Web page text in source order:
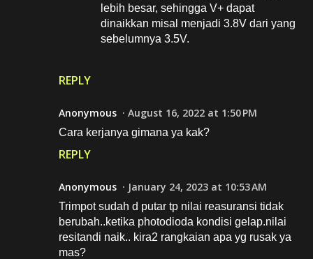
REPLY
lebih besar, sehingga V+ dapat
dinaikkan misal menjadi 3.8V dari yang
sebelumnya 3.5V.
Anonymous August 16, 2022 at 1:50 PM
Cara kerjanya gimana ya kak?
REPLY
Anonymous January 24, 2023 at 10:53 AM
Trimpot sudah d putar tp nilai reasuransi tidak
berubah..ketika photodioda kondisi gelap.nilai
resitandi naik.. kira2 rangkaian apa yg rusak ya
mas?